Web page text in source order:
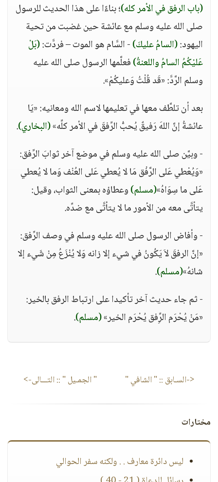
(باب الرفق في الأمر كله)؛ بناءًا على هذا الحديث للرسول
صلى الله عليه وسلم مع عائشة حين غضبت من تحية
اليهود:(السامُ عليكَ)- السَّام هو الموت – فردَّت:(بَلْ
عَليْكُمُ السامُ واللعنةُ)فعلَّمها الرسول صلى الله عليه
وسلم الرَّدَّ: «قَد قُلْتُ وَعليكُمْ».
بعد أن تلطَّف معها في تعليمها لاسم الله ومعانيه: «يَا
عائشةُ إنَّ اللهَ رَفيقٌ يُحبُّ الرِّفقَ في الأمر كلِّه»(البخاري).
- وبيَّن صلى الله عليه وسلم في موضع آخر ثوابَ الرِّفق:
«وَيُعْطي عَلى الرَّفْق مَا لا يُعطي عَلى العُنْف وَما لا يُعطي
عَلى ما سِوَاهُ»(مسلم)وعطاؤه بمعنى الثواب، وقيل:
يتأتَّى معه من الأمور ما لا يتأتَّى مع ضدِّه.
- وأفاض الرسول صلى الله عليه وسلم في وصف الرِّفق:
«إنَّ الرفقَ لاَ يَكُونُ في شيء إلا زانه وَلا يُنْزَعُ مِنْ شَيء إلا
شانهُ»(مسلم).
- ثم جاء حديث آخر تأكيدا على ارتباط الرفق بالخير:
«مَنْ يُحْرَم الرِِّفق يُحْرَم الخير»(مسلم).
<-السـابق ::" الشافي " " الجمـيل " :: التـــالى->
مختارات
ليس دائرة معارف . . ولكنه سفر الحوالي